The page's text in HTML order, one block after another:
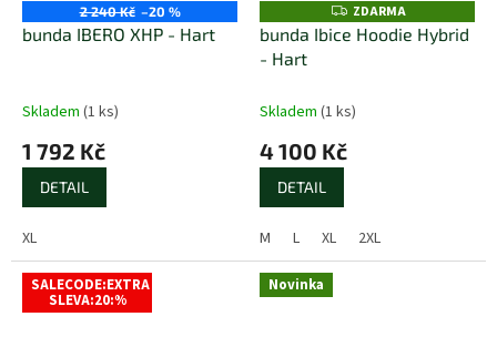
2 240 Kč –20 %
bunda IBERO XHP - Hart
Skladem (1 ks)
1 792 Kč
DETAIL
XL
Z
D
A
ZDARMA
bunda Ibice Hoodie Hybrid
- Hart
Skladem (1 ks)
4 100 Kč
DETAIL
M L XL 2XL
SALECODE:EXTRA
SLEVA:20:%
Novinka